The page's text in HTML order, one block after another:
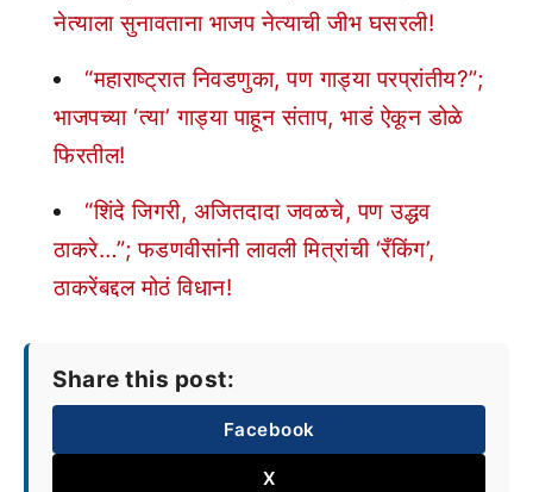
नेत्याला सुनावताना भाजप नेत्याची जीभ घसरली!
“महाराष्ट्रात निवडणुका, पण गाड्या परप्रांतीय?”;
भाजपच्या ‘त्या’ गाड्या पाहून संताप, भाडं ऐकून डोळे
फिरतील!
“शिंदे जिगरी, अजितदादा जवळचे, पण उद्धव
ठाकरे…”; फडणवीसांनी लावली मित्रांची ‘रँकिंग’,
ठाकरेंबद्दल मोठं विधान!
Share this post:
Facebook
X